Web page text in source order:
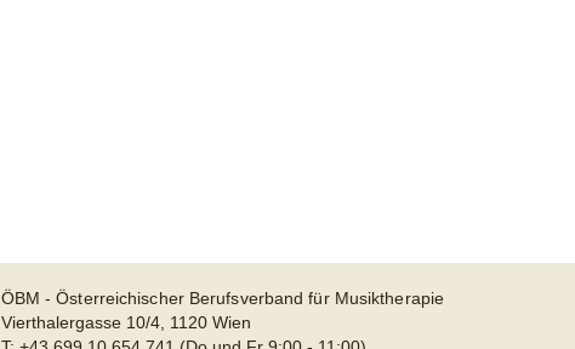
ÖBM - Österreichischer Berufsverband für Musiktherapie
Vierthalergasse 10/4, 1120 Wien